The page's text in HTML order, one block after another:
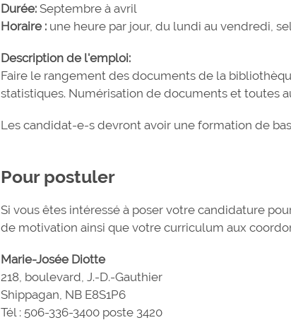
Durée:Septembre à avril
Horaire : une heure par jour, du lundi au vendredi,
Description de l'emploi:
Faire le rangement des documents de la
statistiques. Numérisation de documents et toutes
Les candidat-e-s devront avoir une formation de
Pour postuler
Si vous êtes intéressé à poser votre candidature
de motivation ainsi que votre curriculum aux
Marie-Josée Diotte
218, boulevard, J.-D.-Gauthier
Shippagan, NB E8S1P6
Tél : 506-336-3400 poste 3420